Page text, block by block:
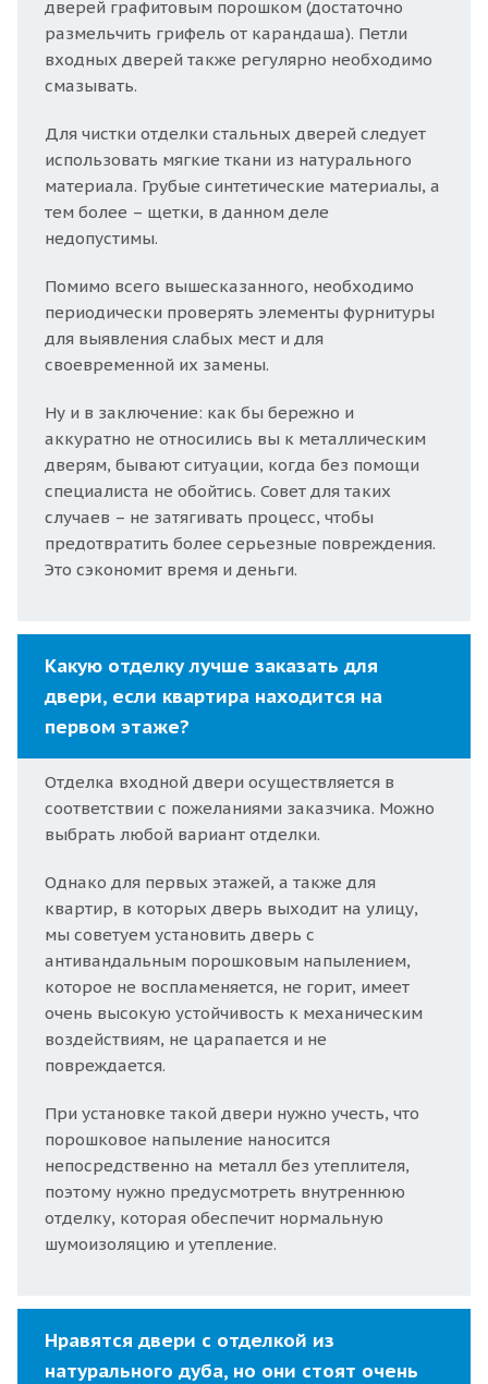
дверей графитовым порошком (достаточно
размельчить грифель от карандаша). Петли
входных дверей также регулярно необходимо
смазывать.
Для чистки отделки стальных дверей следует
использовать мягкие ткани из натурального
материала. Грубые синтетические материалы, а
тем более – щетки, в данном деле
недопустимы.
Помимо всего вышесказанного, необходимо
периодически проверять элементы фурнитуры
для выявления слабых мест и для
своевременной их замены.
Ну и в заключение: как бы бережно и
аккуратно не относились вы к металлическим
дверям, бывают ситуации, когда без помощи
специалиста не обойтись. Совет для таких
случаев – не затягивать процесс, чтобы
предотвратить более серьезные повреждения.
Это сэкономит время и деньги.
Какую отделку лучше заказать для
двери, если квартира находится на
первом этаже?
Отделка входной двери осуществляется в
соответствии с пожеланиями заказчика. Можно
выбрать любой вариант отделки.
Однако для первых этажей, а также для
квартир, в которых дверь выходит на улицу,
мы советуем установить дверь с
антивандальным порошковым напылением,
которое не воспламеняется, не горит, имеет
очень высокую устойчивость к механическим
воздействиям, не царапается и не
повреждается.
При установке такой двери нужно учесть, что
порошковое напыление наносится
непосредственно на металл без утеплителя,
поэтому нужно предусмотреть внутреннюю
отделку, которая обеспечит нормальную
шумоизоляцию и утепление.
Нравятся двери с отделкой из
натурального дуба, но они стоят очень